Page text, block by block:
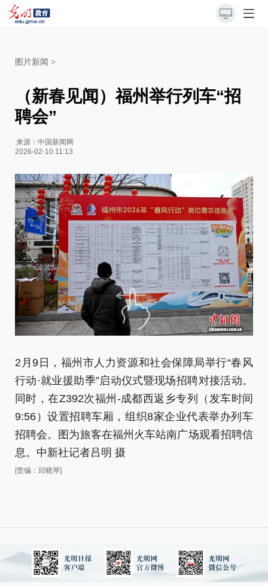
图片新闻 >
（新春见闻）福州举行列车“招
聘会”
来源：中国新闻网
2026-02-10 11:13
2月9日，福州市人力资源和社会保障局举行“春风
行动·就业援助季”启动仪式暨现场招聘对接活动。
同时，在Z392次福州-成都西返乡专列（发车时间
9:56）设置招聘车厢，组织8家企业代表举办列车
招聘会。图为旅客在福州火车站南广场观看招聘信
息。中新社记者吕明 摄
[责编：邱晓琴]